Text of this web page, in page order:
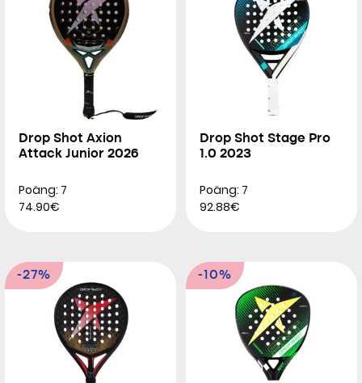
Drop Shot Axion
Attack Junior 2026
Poäng: 7
74.90€
Drop Shot Stage Pro
1.0 2023
Poäng: 7
92.88€
-27% -10%